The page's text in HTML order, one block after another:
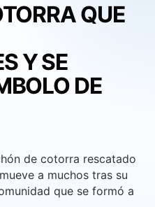
QUE
Y SE
DE
de cotorra rescatado
a muchos tras su
que se formó a